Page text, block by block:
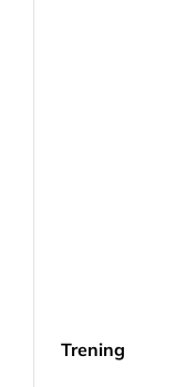
Trening